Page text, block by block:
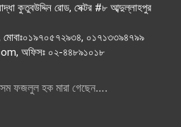
কুতুবউদ্দিন রোড, সেক্টর #৮ আব্দুল্লাহপুর
০১৭১৩৩৯৪৭৯৯
অফিসঃ ০২-৪৪৮৯১০১৮
ফজলুল হক মারা গেছেন….